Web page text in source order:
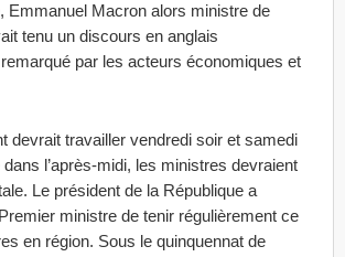
Emmanuel Macron alors ministre de
tenu un discours en anglais
par les acteurs économiques et
devrait travailler vendredi soir et samedi
l’après-midi, les ministres devraient
Le président de la République a
ministre de tenir régulièrement ce
en région. Sous le quinquennat de